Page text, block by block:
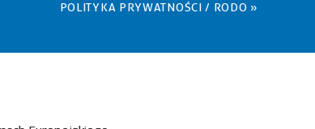
POLITYKA PRYWATNOŚCI / RODO »